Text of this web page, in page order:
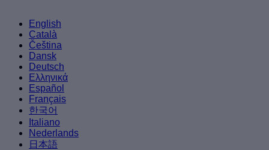
English
Català
Čeština
Dansk
Deutsch
Ελληνικά
Español
Français
한국어
Italiano
Nederlands
日本語